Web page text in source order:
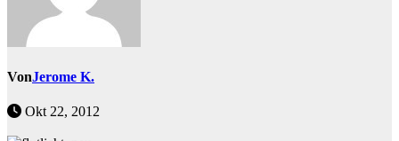
VonJerome K.
Okt 22, 2012